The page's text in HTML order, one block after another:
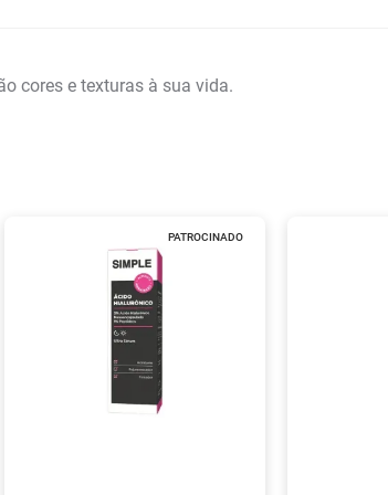
cores e texturas à sua vida.
PATROCINADO